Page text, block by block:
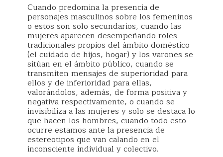
Cuando predomina la presencia de
personajes masculinos sobre los femeninos
o estos son solo secundarios, cuando las
mujeres aparecen desempeñando roles
tradicionales propios del ámbito doméstico
(el cuidado de hijos, hogar) y los varones se
sitúan en el ámbito público, cuando se
transmiten mensajes de superioridad para
ellos y de inferioridad para ellas,
valorándolos, además, de forma positiva y
negativa respectivamente, o cuando se
invisibiliza a las mujeres y solo se destaca lo
que hacen los hombres, cuando todo esto
ocurre estamos ante la presencia de
estereotipos que van calando en el
inconsciente individual y colectivo.